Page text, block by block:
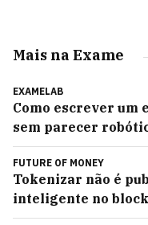
Mais na Exame
EXAMELAB
Como escrever um
sem parecer
FUTURE OF MONEY
Tokenizar não é
inteligente no